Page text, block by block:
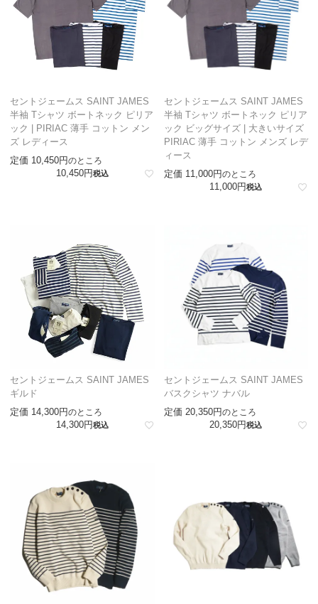
セントジェームス SAINT JAMES
半袖 Tシャツ ボートネック ピリア
ック | PIRIAC 薄手 コットン メン
ズ レディース
定価 10,450 のところ
10,450 税込
セントジェームス SAINT JAMES
半袖 Tシャツ ボートネック ピリア
ック ビッグサイズ | 大きいサイズ
PIRIAC 薄手 コットン メンズ レデ
ィース
定価 11,000 のところ
11,000 税込
セントジェームス SAINT JAMES
ギルド
定価 14,300 のところ
14,300 税込
セントジェームス SAINT JAMES
バスクシャツ ナバル
定価 20,350 のところ
20,350 税込